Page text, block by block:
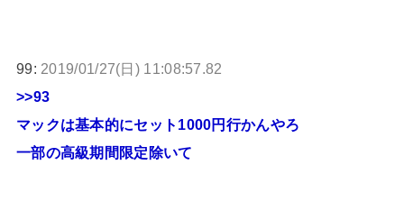
99: 2019/01/27(日) 11:08:57.82
>>93
マックは基本的にセット1000円行かんやろ
一部の高級期間限定除いて